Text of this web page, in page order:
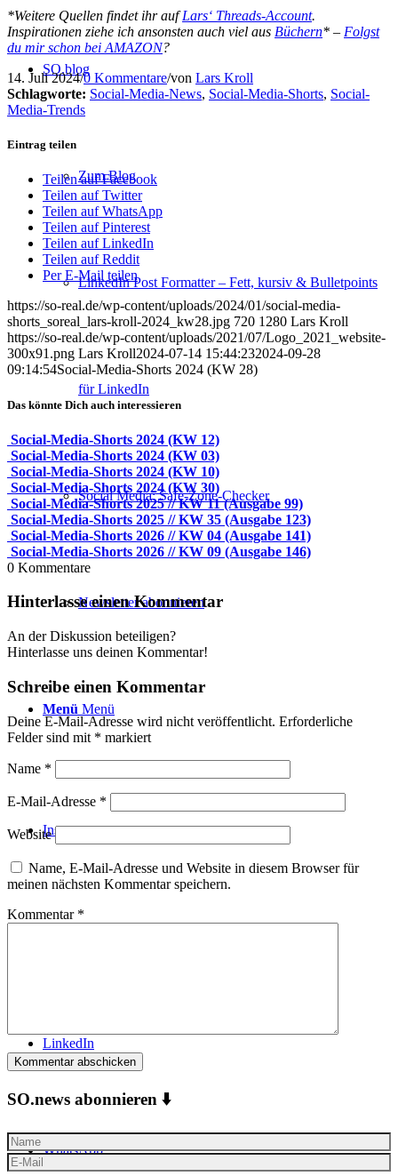
SO.blog
Zum Blog
LinkedIn Post Formatter – Fett, kursiv & Bulletpoints
für LinkedIn
Social Media: Safe-Zone-Checker
Newsletter abonnieren
Menü Menü
Instagram
LinkedIn
WhatsApp
*Weitere Quellen findet ihr aufLars‘ Threads-Account.
Inspirationen ziehe ich ansonsten auch viel aus Büchern* – Folgst
du mir schon bei AMAZON?
14. Juli 2024/0 Kommentare/von Lars Kroll
Schlagworte: Social-Media-News, Social-Media-Shorts, Social-
Media-Trends
Eintrag teilen
Teilen auf Facebook
Teilen auf Twitter
Teilen auf WhatsApp
Teilen auf Pinterest
Teilen auf LinkedIn
Teilen auf Reddit
Per E-Mail teilen
https://so-real.de/wp-content/uploads/2024/01/social-media-
shorts_soreal_lars-kroll-2024_kw28.jpg 720 1280 Lars Kroll
https://so-real.de/wp-content/uploads/2021/07/Logo_2021_website-
300x91.png Lars Kroll2024-07-14 15:44:232024-09-28
09:14:54Social-Media-Shorts 2024 (KW 28)
Das könnte Dich auch interessieren
Social-Media-Shorts 2024 (KW 12)
Social-Media-Shorts 2024 (KW 03)
Social-Media-Shorts 2024 (KW 10)
Social-Media-Shorts 2024 (KW 30)
Social-Media-Shorts 2025 // KW 11 (Ausgabe 99)
Social-Media-Shorts 2025 // KW 35 (Ausgabe 123)
Social-Media-Shorts 2026 // KW 04 (Ausgabe 141)
Social-Media-Shorts 2026 // KW 09 (Ausgabe 146)
0 Kommentare
Hinterlasse einen Kommentar
An der Diskussion beteiligen?
Hinterlasse uns deinen Kommentar!
Schreibe einen Kommentar
Deine E-Mail-Adresse wird nicht veröffentlicht. Erforderliche
Felder sind mit * markiert
Name *
E-Mail-Adresse *
Website
Name, E-Mail-Adresse und Website in diesem Browser für
meinen nächsten Kommentar speichern.
Kommentar *
SO.news abonnieren ⬇️